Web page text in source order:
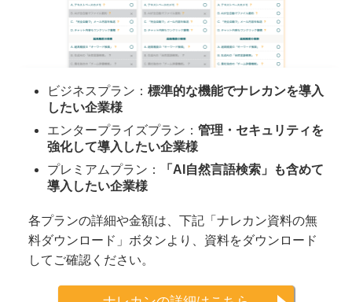
ビジネスプラン： 標準的な機能でナレカンを導入
したい企業様
エンタープライズプラン： 管理・セキュリティを
強化して導入したい企業様
プレミアムプラン：
「AI自然言語検索」も含めて
導入したい企業様
各プランの詳細や金額は、下記「ナレカン資料の無
料ダウンロード」ボタンより、資料をダウンロード
してご確認ください。